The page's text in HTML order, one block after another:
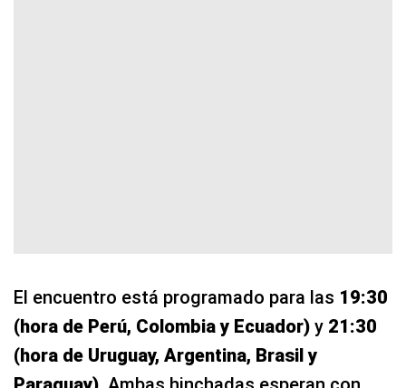
El encuentro está programado para las 19:30
(hora de Perú, Colombia y Ecuador) y 21:30
(hora de Uruguay, Argentina, Brasil y